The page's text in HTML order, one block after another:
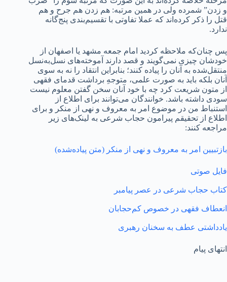
و زدن” شمرده ولی در همین مرتبه: هم زدن هم جرح و هم
قتل را ذکر کرده‌اند که عملا تفاوتی با تقسیم‌بندی پنج‌گانه
ندارد.
پس چنان‌که ملاحظه کردید امام جمعه مشهد یا اصفهان از
خودشان چیزی نمی‌گویند و قصد دارند آموخته‌های نسل‌به‌نسل
منتقل‌شده به آنان را پیاده کنند؛ بنابراین انتقاد را نه به سوی
آنان بلکه باید به صورت علمی، متوجهِ برداشت قدمای فقهی
از متون شریعت کرد چه با خود آنان سخن گفتن معلوم نیست
سودی داشته باشد. خوانندگان می‌توانند برای اطلاع از
استنباط من در موضوع امر به معروف و نهی از منکر و برای
اطلاع از تحقیقم پیرامون حجاب شرعی به لینک‌های زیر
مراجعه کنند:
بازتبیین امر به معروف و نهی از منکر (متن پیاده‌شده)
فایل صوتی
کتاب حجاب شرعی در عصر پیامبر
انعطاف فقهی در خصوص کم‌حجابان
یادداشتی عطف به سخنان رهبری
انتهای پیام